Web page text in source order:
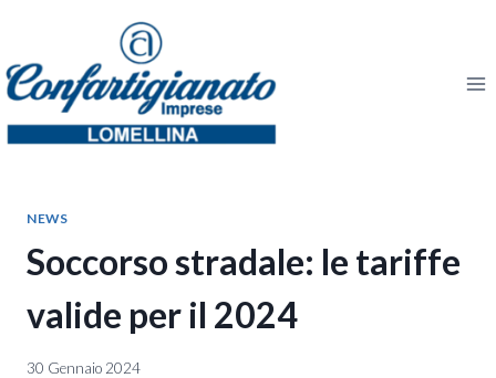
contenuto
NEWS
Soccorso stradale: le tariffe
valide per il 2024
30 Gennaio 2024